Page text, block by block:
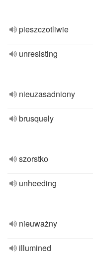
pieszczotliwie
unresisting
nieuzasadniony
brusquely
szorstko
unheeding
nieuważny
illumined